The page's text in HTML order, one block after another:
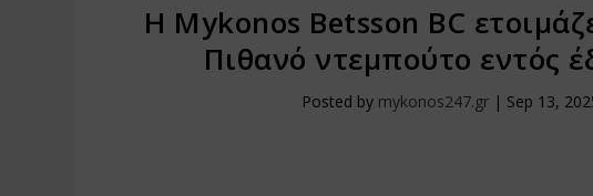
Η Mykonos Betsson BC
Πιθανό ντεμπούτο εντός
Posted by mykonos247.gr| Sep 13,